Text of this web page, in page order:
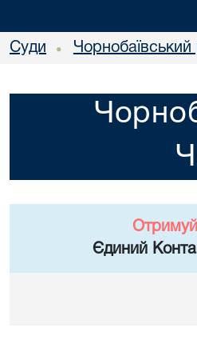
Суди • Чорнобаївський
Єдиний